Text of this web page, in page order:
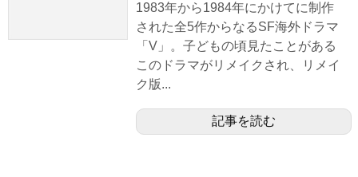
1983年から1984年にかけてに制作
された全5作からなるSF海外ドラマ
「V」。子どもの頃見たことがある
このドラマがリメイクされ、リメイ
ク版...
記事を読む